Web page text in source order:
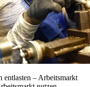
– Arbeitsmarkt